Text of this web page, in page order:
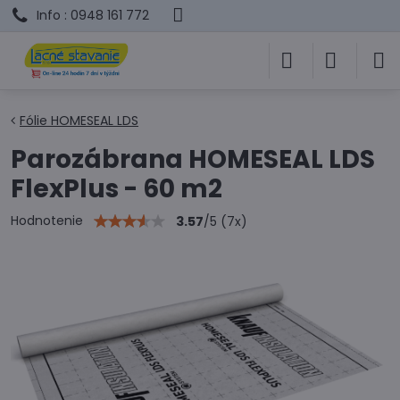
Info : 0948 161 772
Fólie HOMESEAL LDS
Parozábrana HOMESEAL LDS
FlexPlus - 60 m2
Hodnotenie 3.57/5 (7x)